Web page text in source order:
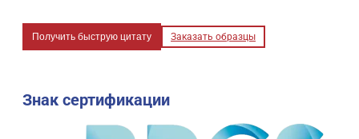
Получить быструю цитату Заказать образцы
Знак сертификации